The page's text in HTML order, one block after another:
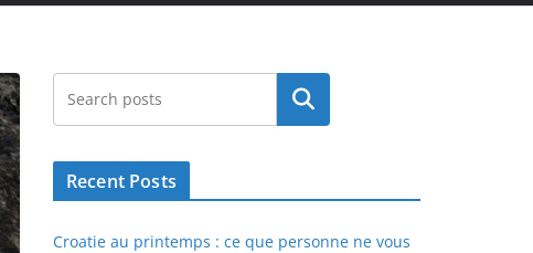
Rechercher
Recent Posts
Croatie au printemps : ce que personne ne vous